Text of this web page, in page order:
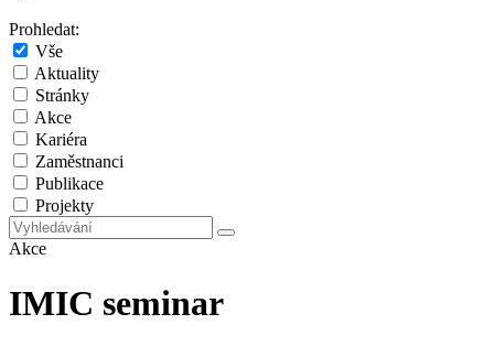
Prohledat:
Vše
Aktuality
Stránky
Akce
Kariéra
Zaměstnanci
Publikace
Projekty
Akce
IMIC seminar